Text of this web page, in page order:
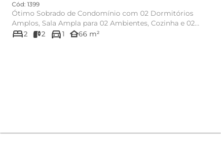
Cód: 1399
Ótimo Sobrado de Condomínio com 02 Dormitórios
Amplos, Sala Ampla para 02 Ambientes, Cozinha e 02
Banheiros, Despensa, ...
bed2 2 directions_car1 other_houses66 m²